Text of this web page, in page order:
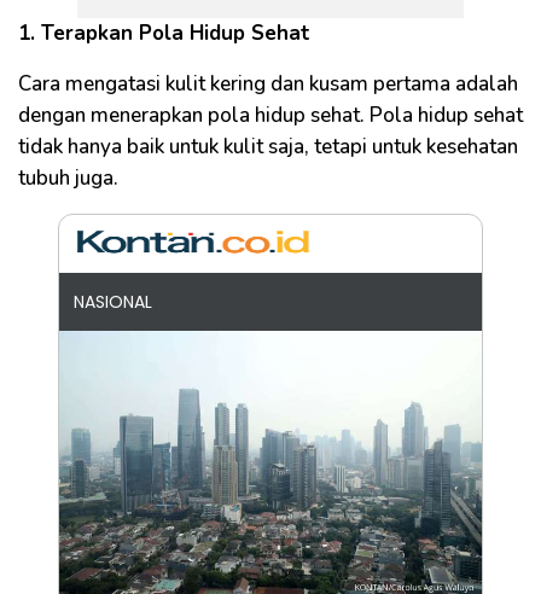
1. Terapkan Pola Hidup Sehat
Cara mengatasi kulit kering dan kusam pertama adalah
dengan menerapkan pola hidup sehat. Pola hidup sehat
tidak hanya baik untuk kulit saja, tetapi untuk kesehatan
tubuh juga.
NASIONAL